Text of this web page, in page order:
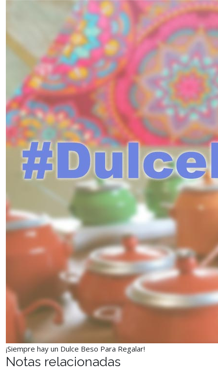
¡Siempre hay un Dulce Beso Para Regalar!
Notas relacionadas